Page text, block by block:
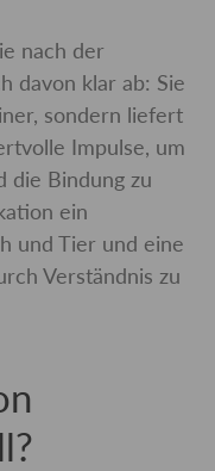
nach der
davon klar ab: Sie
sondern liefert
Impulse, um
die Bindung zu
ein
und Tier und eine
Verständnis zu